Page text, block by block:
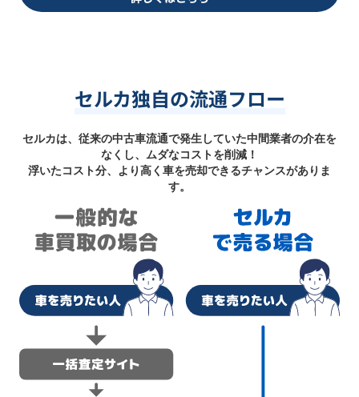
セルカ独自の流通フロー
セルカは、従来の中古車流通で発生していた中間業者の介在を
なくし、ムダなコストを削減！
浮いたコスト分、より高く車を売却できるチャンスがありま
す。